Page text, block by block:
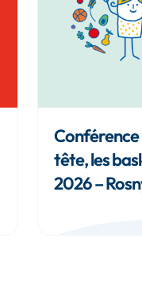
Conférence
tête, les
2026 –